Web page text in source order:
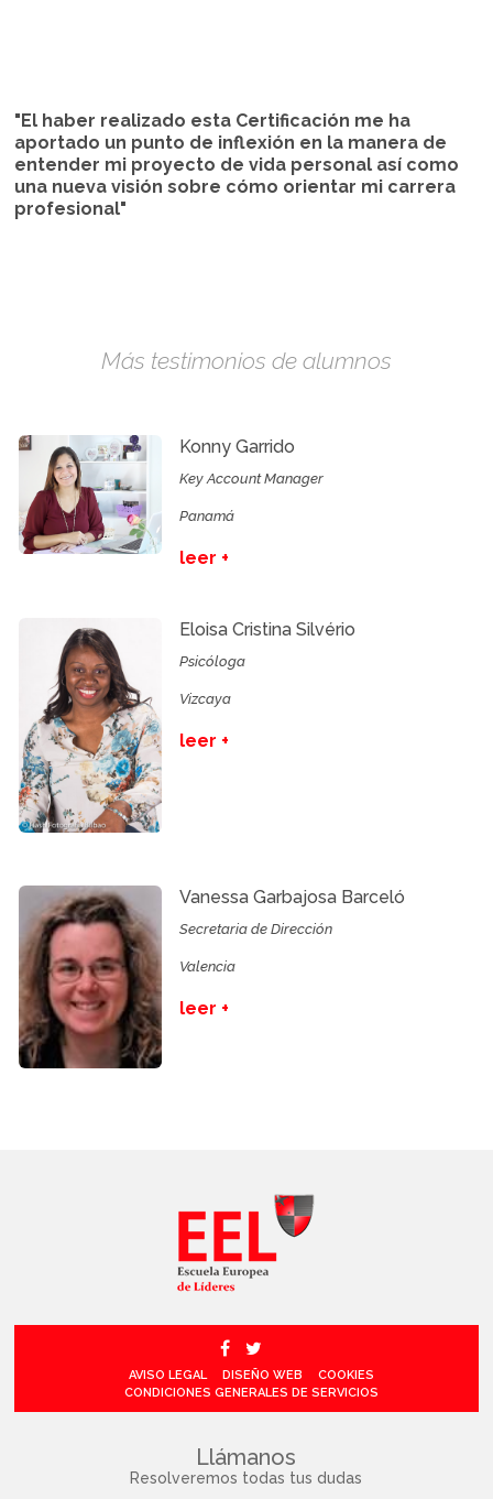
"El haber realizado esta Certificación me ha
aportado un punto de inflexión en la manera de
entender mi proyecto de vida personal así como
una nueva visión sobre cómo orientar mi carrera
profesional"
Más testimonios de alumnos
Konny Garrido
Key Account Manager
Panamá
leer +
Eloisa Cristina Silvério
Psicóloga
Vizcaya
leer +
Vanessa Garbajosa Barceló
Secretaria de Dirección
Valencia
leer +
AVISO LEGAL DISEÑO WEB
COOKIES
CONDICIONES GENERALES DE SERVICIOS
Llámanos
Resolveremos todas tus dudas